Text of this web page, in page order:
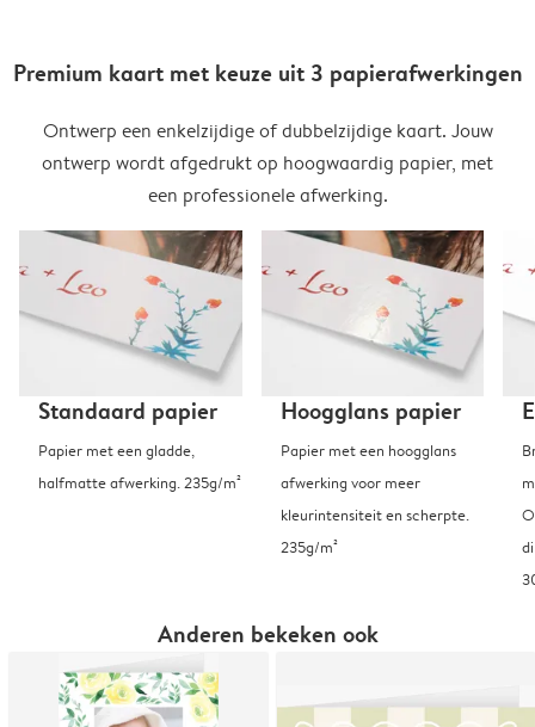
Premium kaart met keuze uit 3 papierafwerkingen
Ontwerp een enkelzijdige of dubbelzijdige kaart. Jouw
ontwerp wordt afgedrukt op hoogwaardig papier, met
een professionele afwerking.
Standaard papier
Papier met een gladde,
halfmatte afwerking. 235g/m²
Hoogglans papier
Papier met een hoogglans
afwerking voor meer
kleurintensiteit en scherpte.
235g/m²
Anderen bekeken ook